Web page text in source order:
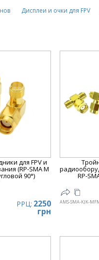
Дисплеи и очки для FPV
для FPV и
(RP-SMA M
90°)
РРЦ: 2250
грн
RP-
AMS-SMA-KJK-